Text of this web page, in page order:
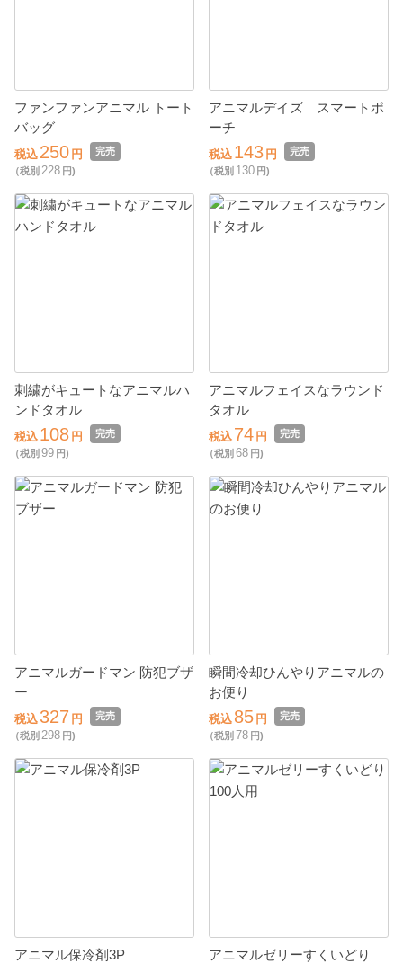
ファンファンアニマル トート
バッグ
税込 250 円
完売
（税別 228 円)
アニマルデイズ スマートポ
ーチ
税込 143 円
完売
（税別 130 円)
刺繍がキュートなアニマルハ
ンドタオル
税込 108 円
完売
（税別 99 円)
アニマルフェイスなラウンド
タオル
税込 74 円
完売
（税別 68 円)
アニマルガードマン 防犯ブザ
ー
税込 327 円
完売
（税別 298 円)
瞬間冷却ひんやりアニマルの
お便り
税込 85 円
完売
（税別 78 円)
アニマル保冷剤3P
アニマルゼリーすくいどり